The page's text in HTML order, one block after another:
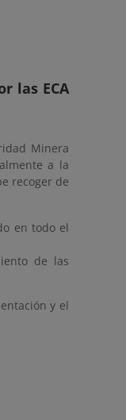
las ECA
Minera
a la
recoger de
en todo el
de las
y el